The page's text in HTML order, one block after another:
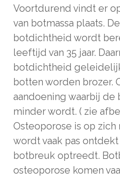
Voortdurend vindt er
van botmassa plaats.
botdichtheid wordt
leeftijd van 35 jaar.
botdichtheid
botten worden brozer.
aandoening waarbij
minder wordt. ( zie
Osteoporose is op
wordt vaak pas
botbreuk optreedt.
osteoporose komen